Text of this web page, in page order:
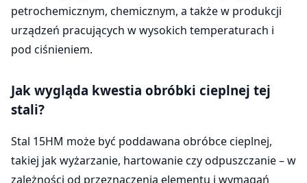
petrochemicznym, chemicznym, a także w produkcji
urządzeń pracujących w wysokich temperaturach i
pod ciśnieniem.
Jak wygląda kwestia obróbki cieplnej tej
stali?
Stal 15HM może być poddawana obróbce cieplnej,
takiej jak wyżarzanie, hartowanie czy odpuszczanie – w
zależności od przeznaczenia elementu i wymagań